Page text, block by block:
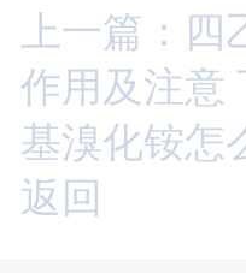
上一篇：
作用及注意
基溴化铵怎
返回